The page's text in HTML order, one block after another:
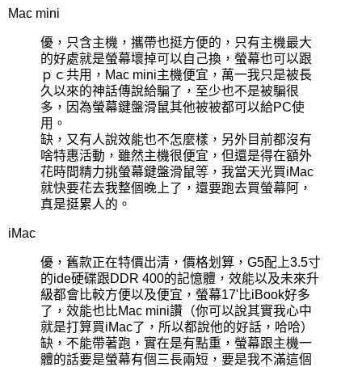
Mac mini
優，只含主機，攜帶也挺方便的，只有主機最大
的好處就是螢幕壞掉可以自己換，螢幕也可以跟
ｐｃ共用，Mac mini主機便宜，萬一我只是被長
久以來的神話傳說給騙了，至少也不是被騙很
多，因為螢幕鍵盤滑鼠其他被被都可以給PC使
用。
缺，又有人說效能也不怎麼樣，另外目前都沒有
啥特惠活動，雖然主機很便宜，但還是得在額外
花時間精力挑螢幕鍵盤滑鼠等，我當天光買iMac
就快要花去我整個晚上了，還要跑去買螢幕阿，
真是挺累人的。
iMac
優，舊款正在特價出清，價格划算，G5配上3.5寸
的ide硬碟跟DDR 400的記憶體，效能以及未來升
級都會比較方便以及便宜，螢幕17'比iBook好多
了，效能也比Mac mini讚（你可以說其實我心中
就是打算買iMac了，所以都說他的好話，哈哈）
缺，不能帶著跑，實在是有點重，螢幕跟主機一
體的話要是螢幕有個三長兩短，要是我不滿這個